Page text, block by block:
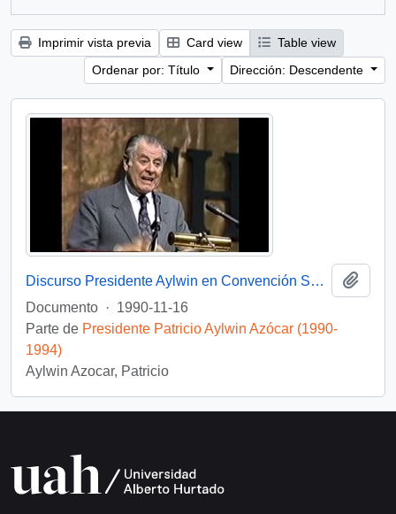
Imprimir vista previa Card view
Table view
Ordenar por: Título
Dirección: Descendente
Discurso Presidente Aylwin en Convención Santiago: Video
Documento · 1990-11-16
Parte de Presidente Patricio Aylwin Azócar (1990-
1994)
Aylwin Azocar, Patricio